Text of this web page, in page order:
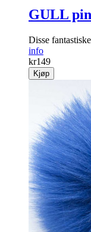
GULL
Disse
info
kr149
Kjøp